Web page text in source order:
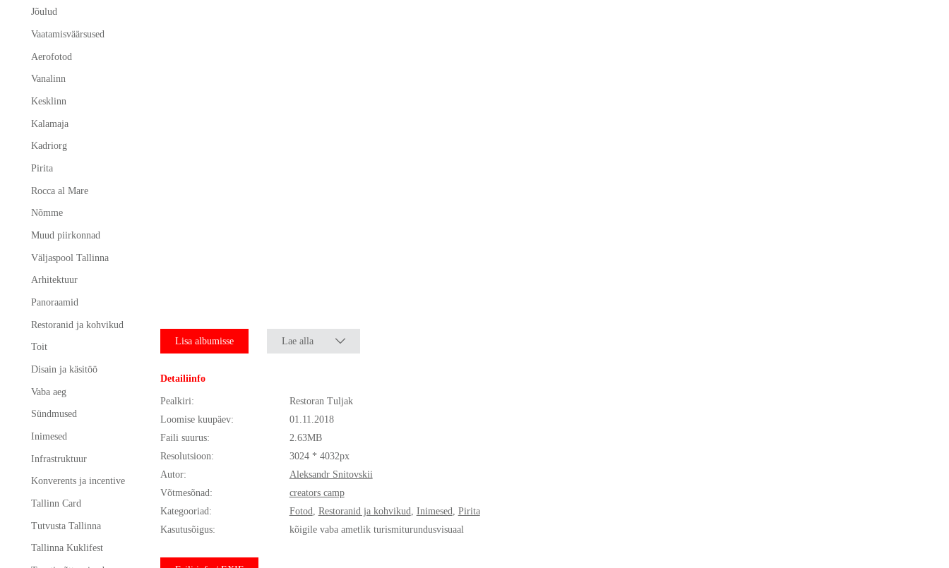
Jõulud
Vaatamisväärsused
Aerofotod
Vanalinn
Kesklinn
Kalamaja
Kadriorg
Pirita
Rocca al Mare
Nõmme
Muud piirkonnad
Väljaspool Tallinna
Arhitektuur
Panoraamid
Restoranid ja kohvikud
Toit
Disain ja käsitöö
Vaba aeg
Sündmused
Inimesed
Infrastruktuur
Konverents ja incentive
Tallinn Card
Tutvusta Tallinna
Tallinna Kuklifest
Lisa albumisse Lae alla
Detailiinfo
Pealkiri:
Restoran Tuljak
Loomise kuupäev:
01.11.2018
Faili suurus:
2.63MB
Resolutsioon:
3024 * 4032px
Autor:
Aleksandr Snitovskii
Võtmesõnad:
creators camp
Kategooriad:
Fotod Restoranid ja kohvikud Inimesed Pirita
Kasutusõigus:
kõigile vaba ametlik turismiturundusvisuaal